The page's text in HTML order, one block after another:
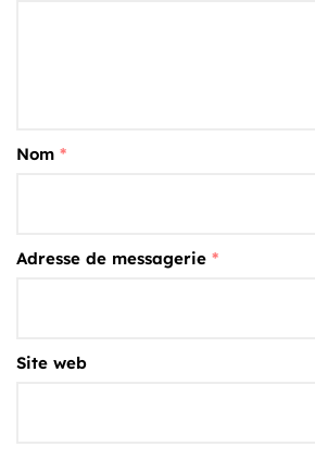
Nom *
Adresse de messagerie *
Site web